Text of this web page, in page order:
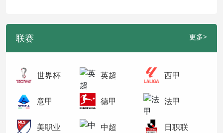
联赛 更多>
世界杯 英超 西甲
意甲 德甲 法甲
美职业 中超 日职联